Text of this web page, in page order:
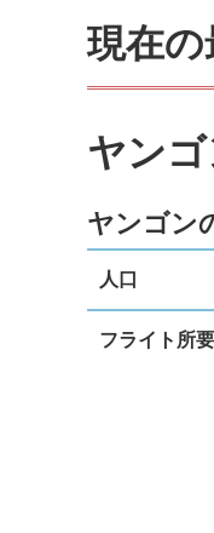
現在
ヤン
ヤンゴン
人口
フライト所